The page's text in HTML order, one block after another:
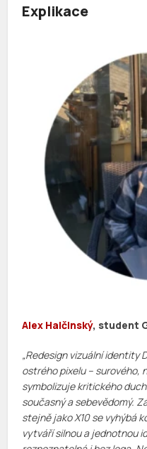
Explikace
Alex Halčinský, student
„Redesign vizuální identity
ostrého pixelu – surového,
symbolizuje kritického
současný a sebevědomý.
stejně jako X10 se vyhýbá
vytváří silnou a jednotnou